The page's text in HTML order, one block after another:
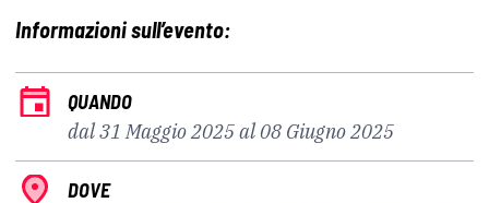
Informazioni sull’evento:
QUANDO
dal 31 Maggio 2025 al 08 Giugno 2025
DOVE